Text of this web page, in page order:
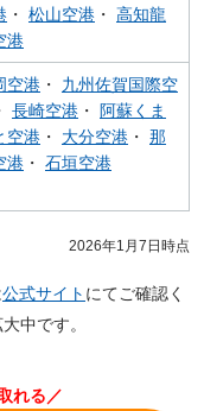
・ 松山空港 ・ 高知龍
港
空港 ・ 九州佐賀国際空
長崎空港 ・
阿蘇くま
空港 ・ 大分空港 ・ 那
港 ・ 石垣空港
2026年1月7日時点
公式サイト にてご確認く
中です。
れる／